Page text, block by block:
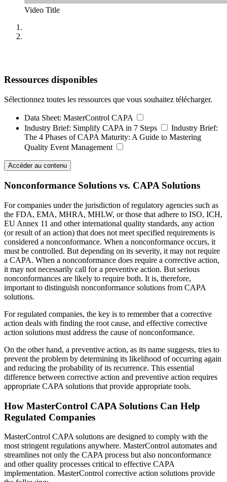
Video Title
Ressources disponibles
Sélectionnez toutes les ressources que vous souhaitez télécharger.
Data Sheet: MasterControl CAPA
Industry Brief: Simplify CAPA in 7 Steps
Industry Brief:
The 4 Phases of CAPA Maturity: A Guide to Mastering
Quality Event Management
Accéder au contenu
Nonconformance Solutions vs. CAPA Solutions
For companies under the jurisdiction of regulatory agencies such as
the FDA, EMA, MHRA, MHLW, or those that adhere to ISO, ICH,
EU Annex 11 and other international quality standards, any action
(or result of an action) that does not meet specified requirements is
considered a nonconformance. When a nonconformance occurs, it
must be controlled. But depending on its severity, it may not require
a CAPA. When a nonconformance does require a corrective action,
it may not necessarily call for a preventive action. But serious
nonconformances are likely to require both. It is, therefore,
important to distinguish nonconformance solutions from CAPA
solutions.
For regulated companies, the key is to remember that a corrective
action deals with finding the root cause, and effective corrective
action solutions must address the cause of nonconformance.
On the other hand, a preventive action, as its name suggests, tries to
prevent the problem by determining its likelihood of occurring again
and reducing the probability of its recurrence. This essential
difference between corrective action and preventive action requires
appropriate CAPA solutions that provide appropriate tools.
How MasterControl CAPA Solutions Can Help
Regulated Companies
MasterControl CAPA solutions are designed to comply with the
most stringent regulations anywhere. MasterControl automates and
streamlines not only the CAPA process but also nonconformance
and other quality processes critical to effective CAPA
implementation. MasterControl corrective action solutions provide